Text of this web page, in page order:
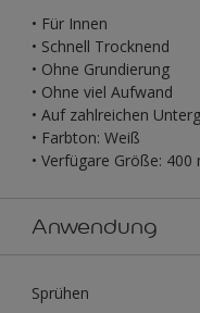
• Für Innen
• Schnell Trocknend
• Ohne Grundierung
• Ohne viel Aufwand
• Auf zahlreichen
• Farbton: Weiß
• Verfügare Größe: 400
Anwendung
Sprühen